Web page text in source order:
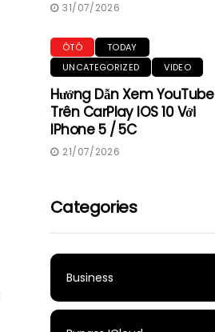
31/07/2026
ÔTÔ
TODAY
UNCATEGORIZED
VIDEO
Hướng Dẫn Xem YouTube
Trên CarPlay IOS 10 Với
IPhone 5 / 5C
21/07/2026
Categories
Business